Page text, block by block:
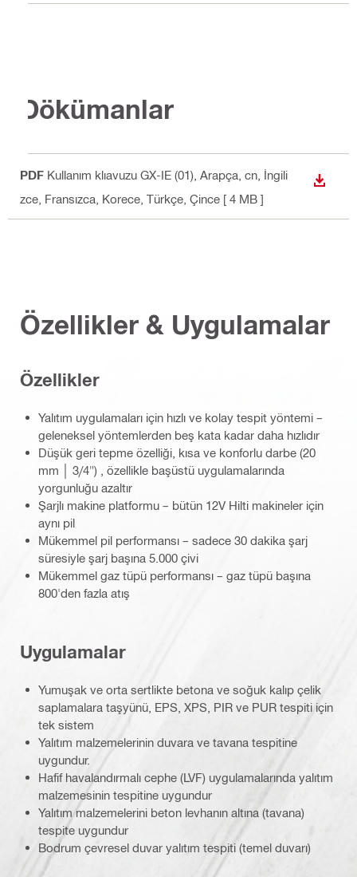
Dökümanlar
PDF Kullanım klıavuzu GX-IE (01) , Arapça, cn, İngili
zce, Fransızca, Korece, Türkçe, Çince [ 4 MB ]
İNDIR
Özellikler & Uygulamalar
Özellikler
Yalıtım uygulamaları için hızlı ve kolay tespit yöntemi –
geleneksel yöntemlerden beş kata kadar daha hızlıdır
Düşük geri tepme özelliği, kısa ve konforlu darbe (20
mm │ 3/4") , özellikle başüstü uygulamalarında
yorgunluğu azaltır
Şarjlı makine platformu – bütün 12V Hilti makineler için
aynı pil
Mükemmel pil performansı – sadece 30 dakika şarj
süresiyle şarj başına 5.000 çivi
Mükemmel gaz tüpü performansı – gaz tüpü başına
800'den fazla atış
Uygulamalar
Yumuşak ve orta sertlikte betona ve soğuk kalıp çelik
saplamalara taşyünü, EPS, XPS, PIR ve PUR tespiti için
tek sistem
Yalıtım malzemelerinin duvara ve tavana tespitine
uygundur.
Hafif havalandırmalı cephe (LVF) uygulamalarında yalıtım
malzemesinin tespitine uygundur
Yalıtım malzemelerini beton levhanın altına (tavana)
tespite uygundur
Bodrum çevresel duvar yalıtım tespiti (temel duvarı)